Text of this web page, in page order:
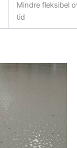
Mindre fleksibel
tid